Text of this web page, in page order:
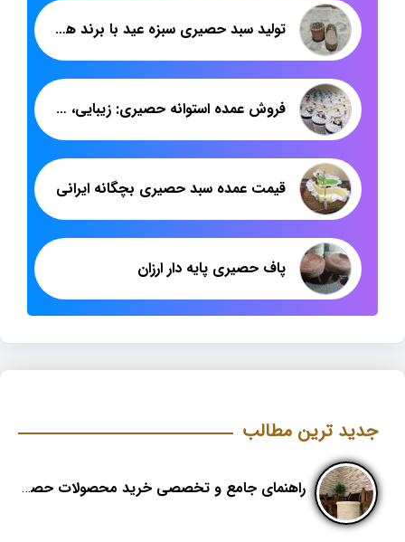
تولید سبد حصیری سبزه عید با برند هدیکا | هنر دست درسایزهای متنوع
فروش عمده استوانه حصیری: زیبایی، دوام و کاربری بی‌نظیر برای کسب‌وکار شما
قیمت عمده سبد حصیری بچگانه ایرانی
پاف حصیری پایه دار ارزان
جدید ترین مطالب
راهنمای جامع و تخصصی خرید محصولات حصیری؛ هنر اصیل در دکوراسیون مدرن (بخش اول)